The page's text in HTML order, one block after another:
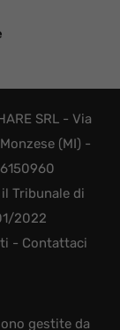
SRL - Via
(MI) -
Tribunale di
2022
- Contattaci
gestite da